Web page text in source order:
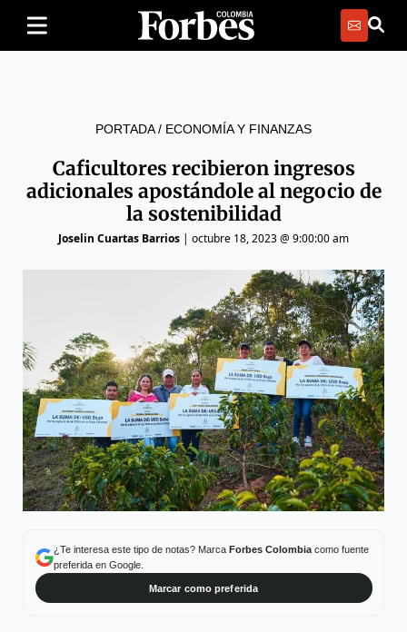
PORTADA/ ECONOMÍA Y FINANZAS
Caficultores recibieron ingresos
adicionales apostándole al negocio de
la sostenibilidad
Joselin Cuartas Barrios | octubre 18, 2023 @ 9:00:00 am
¿Te interesa este tipo de notas? Marca Forbes Colombiacomo fuente
preferida en Google.
Marcar como preferida